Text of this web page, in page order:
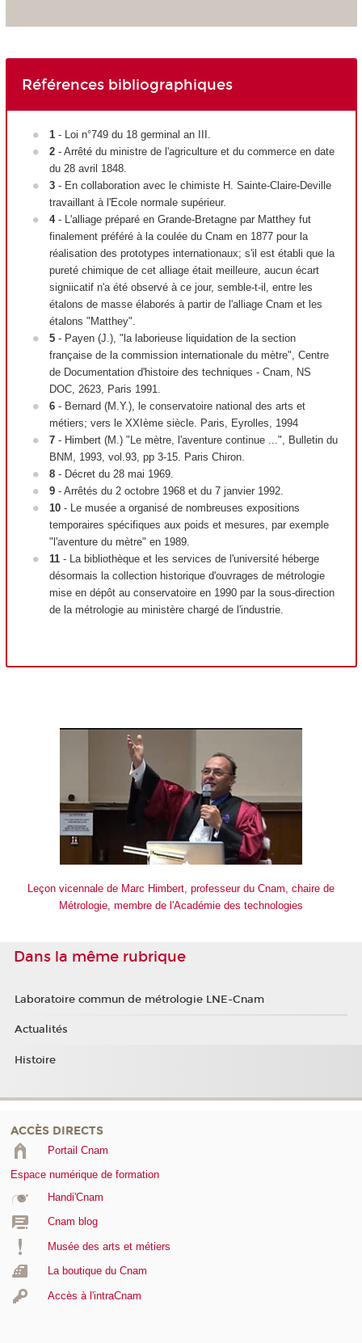
Références bibliographiques
1- Loi n°749 du 18 germinal an III.
2- Arrêté du ministre de l'agriculture et du commerce en date
du 28 avril 1848.
3- En collaboration avec le chimiste H. Sainte-Claire-Deville
travaillant à l'Ecole normale supérieur.
4- L'alliage préparé en Grande-Bretagne par Matthey fut
finalement préféré à la coulée du Cnam en 1877 pour la
réalisation des prototypes internationaux; s'il est établi que la
pureté chimique de cet alliage était meilleure, aucun écart
signiicatif n'a été observé à ce jour, semble-t-il, entre les
étalons de masse élaborés à partir de l'alliage Cnam et les
étalons "Matthey".
5- Payen (J.), "la laborieuse liquidation de la section
française de la commission internationale du mètre", Centre
de Documentation d'histoire des techniques - Cnam, NS
DOC, 2623, Paris 1991.
6- Bernard (M.Y.), le conservatoire national des arts et
métiers; vers le XXI èmesiècle. Paris, Eyrolles, 1994
7- Himbert (M.) "Le mètre, l'aventure continue ...", Bulletin du
BNM, 1993, vol.93, pp 3-15. Paris Chiron.
8- Décret du 28 mai 1969.
9- Arrêtés du 2 octobre 1968 et du 7 janvier 1992.
10- Le musée a organisé de nombreuses expositions
temporaires spécifiques aux poids et mesures, par exemple
"l'aventure du mètre" en 1989.
11- La bibliothèque et les services de l'université héberge
désormais la collection historique d'ouvrages de métrologie
mise en dépôt au conservatoire en 1990 par la sous-direction
de la métrologie au ministère chargé de l'industrie.
Leçon vicennale de Marc Himbert, professeur du Cnam, chaire de
Métrologie, membre de l'Académie des technologies
Dans la même rubrique
Laboratoire commun de métrologie LNE-Cnam
Actualités
Histoire
ACCÈS DIRECTS
Portail Cnam
Espace numérique de formation
Handi'Cnam
Cnam blog
Musée des arts et métiers
La boutique du Cnam
Accès à l'intraCnam